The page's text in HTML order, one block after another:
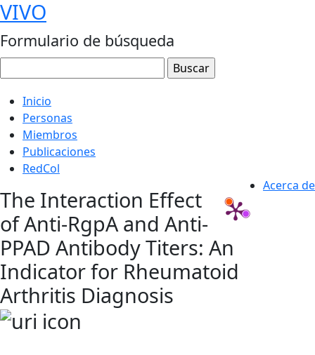
VIVO
Formulario de búsqueda
Inicio
Personas
Miembros
Publicaciones
RedCol
Acerca de
The Interaction Effect
of Anti-RgpA and Anti-
PPAD Antibody Titers: An
Indicator for Rheumatoid
Arthritis Diagnosis